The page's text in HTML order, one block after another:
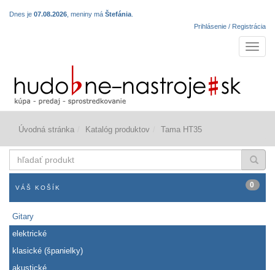
Dnes je 07.08.2026 , meniny má Štefánia
Prihlásenie / Registrácia
Úvodná stránka Katalóg produktov Tama HT35
produkt
VÁŠ KOŠÍK 0
Gitary
elektrické
klasické (španielky)
akustické